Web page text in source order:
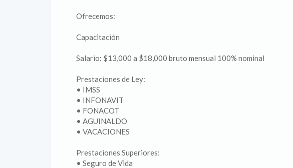
Ofrecemos:
Capacitación
Salario: $13,000 a $18,000 bruto mensual 100% nominal
Prestaciones de Ley:
• IMSS
• INFONAVIT
• FONACOT
• AGUINALDO
• VACACIONES
Prestaciones Superiores:
• Seguro de Vida